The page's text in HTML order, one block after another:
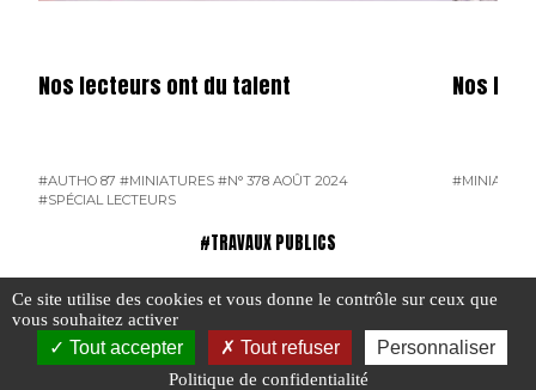
Nos lecteurs ont du talent
#AUTHO 87 #MINIATURES #N° 378 AOÛT 2024
#SPÉCIAL LECTEURS
Nos
#TRAVAUX PUBLICS
Ce site utilise des cookies et vous donne le contrôle sur ceux que
vous souhaitez activer
Tout accepter Tout refuser Personnaliser
Politique de confidentialité